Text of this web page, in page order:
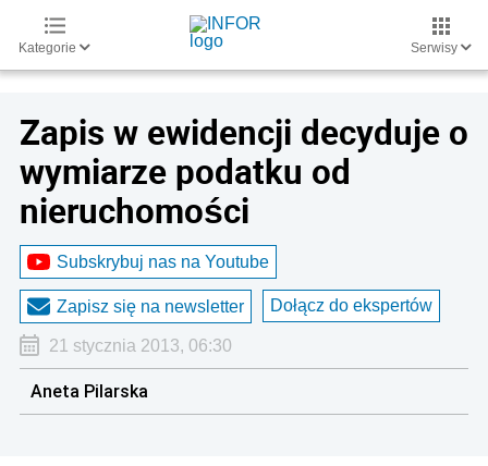
Kategorie Serwisy
Zapis w ewidencji decyduje o
wymiarze podatku od
nieruchomości
Subskrybuj nas na Youtube
Zapisz się na newsletter Dołącz do ekspertów
21 stycznia 2013, 06:30
Aneta Pilarska